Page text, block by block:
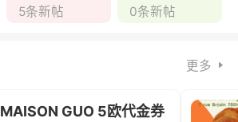
5条新帖 0条新帖
更多
MAISON GUO 5欧代金券